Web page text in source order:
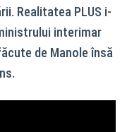
Realitatea PLUS i-
interimar
de Manole însă